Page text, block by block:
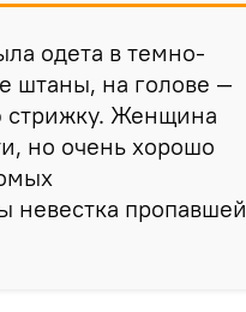
одета в темно-
штаны, на голове —
стрижку. Женщина
но очень хорошо
невестка пропавшей